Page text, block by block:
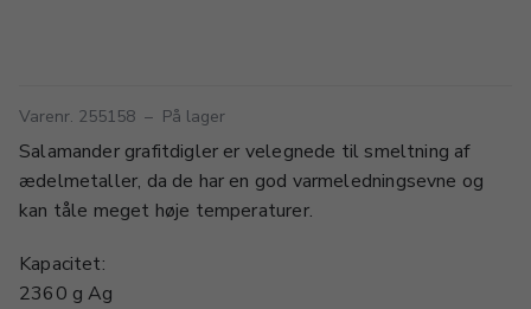
Varenr. 255158 – På lager
Salamander grafitdigler er velegnede til smeltning af
ædelmetaller, da de har en god varmeledningsevne og
kan tåle meget høje temperaturer.
Kapacitet:
2360 g Ag